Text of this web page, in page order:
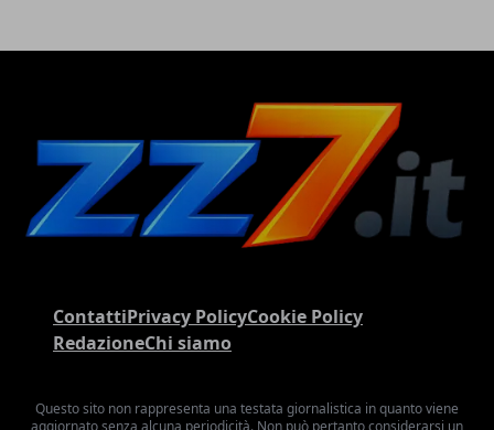
ContattiPrivacy PolicyCookie Policy
RedazioneChi siamo
Questo sito non rappresenta una testata giornalistica in quanto viene
aggiornato senza alcuna periodicità. Non può pertanto considerarsi un